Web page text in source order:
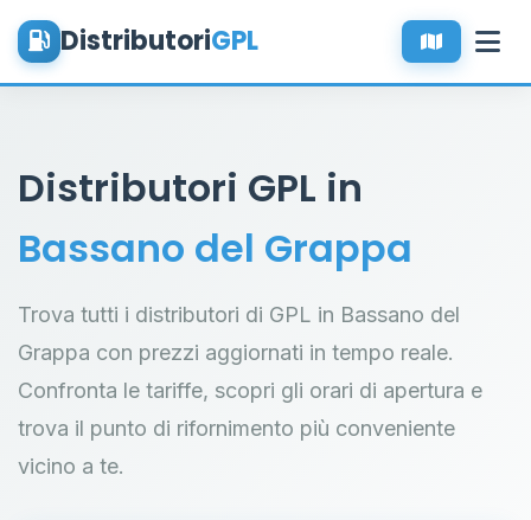
DistributoriGPL
Distributori GPL in
Bassano del Grappa
Trova tutti i distributori di GPL in Bassano del
Grappa con prezzi aggiornati in tempo reale.
Confronta le tariffe, scopri gli orari di apertura e
trova il punto di rifornimento più conveniente
vicino a te.